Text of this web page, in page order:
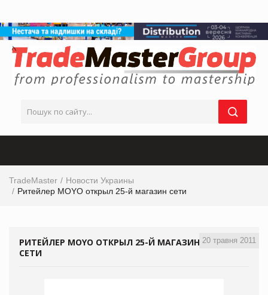
TradeMaster
Новости Украины
Ритейлер MOYO открыл 25-й магазин сети
20 травня 2011
РИТЕЙЛЕР MOYO ОТКРЫЛ 25-Й МАГАЗИН
СЕТИ